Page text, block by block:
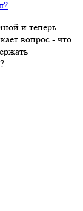
и теперь
вопрос - что